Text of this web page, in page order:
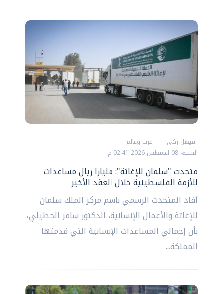
فيصل زكي
عرب وعالم
السبت، 08 اغسطس 2026 02:41 م
متحدث "سلمان للإغاثة": مليارا ريال مساعدات
للأزمة الفلسطينية خلال العقد الأخير
أفاد المتحدث الرسمي باسم مركز الملك سلمان
للإغاثة والأعمال الإنسانية، الدكتور سامر الجطيلي،
بأن إجمالي المساعدات الإنسانية التي قدمتها
المملكة...